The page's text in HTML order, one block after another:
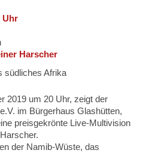
Uhr
Harscher
südliches Afrika
2019 um 20 Uhr, zeigt der
im Bürgerhaus Glashütten,
preisgekrönte Live-Multivision
der Namib-Wüste, das